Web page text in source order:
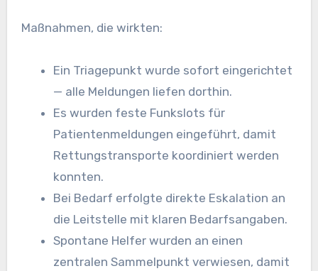
Maßnahmen, die wirkten:
Ein Triagepunkt wurde sofort eingerichtet
— alle Meldungen liefen dorthin.
Es wurden feste Funkslots für
Patientenmeldungen eingeführt, damit
Rettungstransporte koordiniert werden
konnten.
Bei Bedarf erfolgte direkte Eskalation an
die Leitstelle mit klaren Bedarfsangaben.
Spontane Helfer wurden an einen
zentralen Sammelpunkt verwiesen, damit